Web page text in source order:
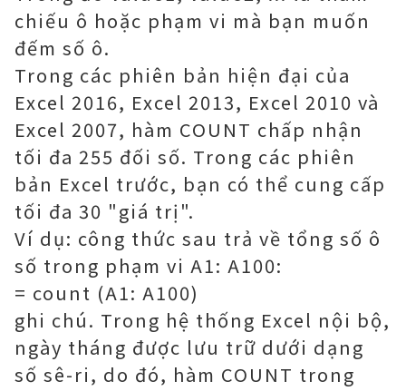
chiếu ô hoặc phạm vi mà bạn muốn
đếm số ô.
Trong các phiên bản hiện đại của
Excel 2016, Excel 2013, Excel 2010 và
Excel 2007, hàm COUNT chấp nhận
tối đa 255 đối số. Trong các phiên
bản Excel trước, bạn có thể cung cấp
tối đa 30 "giá trị".
Ví dụ: công thức sau trả về tổng số ô
số trong phạm vi A1: A100:
= count (A1: A100)
ghi chú. Trong hệ thống Excel nội bộ,
ngày tháng được lưu trữ dưới dạng
số sê-ri, do đó, hàm COUNT trong